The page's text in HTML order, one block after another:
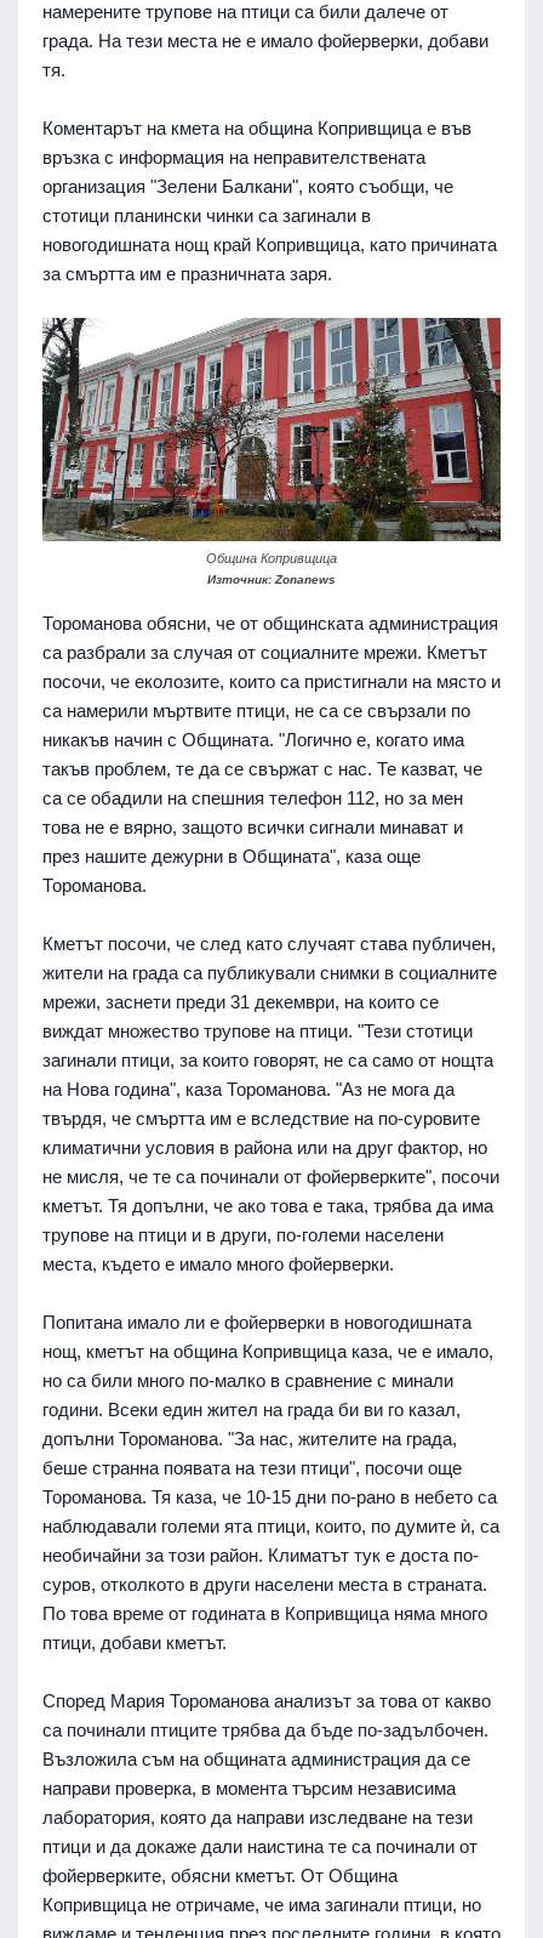
намерените трупове на птици са били далече от
града. На тези места не е имало фойерверки, добави
тя.
Коментарът на кмета на община Копривщица е във
връзка с информация на неправителствената
организация "Зелени Балкани", която съобщи, че
стотици планински чинки са загинали в
новогодишната нощ край Копривщица, като причината
за смъртта им е празничната заря.
Община Копривщица
Източник: Zonanews
Тороманова обясни, че от общинската администрация
са разбрали за случая от социалните мрежи. Кметът
посочи, че еколозите, които са пристигнали на място и
са намерили мъртвите птици, не са се свързали по
никакъв начин с Общината. "Логично е, когато има
такъв проблем, те да се свържат с нас. Те казват, че
са се обадили на спешния телефон 112, но за мен
това не е вярно, защото всички сигнали минават и
през нашите дежурни в Общината", каза още
Тороманова.
Кметът посочи, че след като случаят става публичен,
жители на града са публикували снимки в социалните
мрежи, заснети преди 31 декември, на които се
виждат множество трупове на птици. "Тези стотици
загинали птици, за които говорят, не са само от нощта
на Нова година", каза Тороманова. "Аз не мога да
твърдя, че смъртта им е вследствие на по-суровите
климатични условия в района или на друг фактор, но
не мисля, че те са починали от фойерверките", посочи
кметът. Тя допълни, че ако това е така, трябва да има
трупове на птици и в други, по-големи населени
места, където е имало много фойерверки.
Попитана имало ли е фойерверки в новогодишната
нощ, кметът на община Копривщица каза, че е имало,
но са били много по-малко в сравнение с минали
години. Всеки един жител на града би ви го казал,
допълни Тороманова. "За нас, жителите на града,
беше странна появата на тези птици", посочи още
Тороманова. Тя каза, че 10-15 дни по-рано в небето са
наблюдавали големи ята птици, които, по думите ѝ, са
необичайни за този район. Климатът тук е доста по-
суров, отколкото в други населени места в страната.
По това време от годината в Копривщица няма много
птици, добави кметът.
Според Мария Тороманова анализът за това от какво
са починали птиците трябва да бъде по-задълбочен.
Възложила съм на общината администрация да се
направи проверка, в момента търсим независима
лаборатория, която да направи изследване на тези
птици и да докаже дали наистина те са починали от
фойерверките, обясни кметът. От Община
Копривщица не отричаме, че има загинали птици, но
виждаме и тенденция през последните години, в която